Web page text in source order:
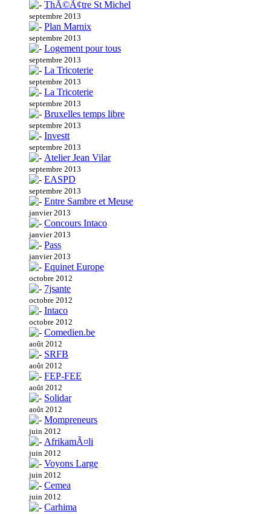
ThÃ©Ã¢tre St Michel
septembre 2013
Plan Marnix
septembre 2013
Logement pour tous
septembre 2013
La Tricoterie
septembre 2013
La Tricoterie
septembre 2013
Bruxelles temps libre
septembre 2013
Investt
septembre 2013
Atelier Jean Vilar
septembre 2013
EASPD
septembre 2013
Entre Sambre et Meuse
janvier 2013
Concours Intaco
janvier 2013
Pass
janvier 2013
Equinet Europe
octobre 2012
7jsante
octobre 2012
Intaco
octobre 2012
Comedien.be
août 2012
SRFB
août 2012
FEP-FEE
août 2012
Solidar
août 2012
Mompreneurs
juin 2012
AfrikamÃ¤li
juin 2012
Voyons Large
juin 2012
Cemea
juin 2012
Carhima